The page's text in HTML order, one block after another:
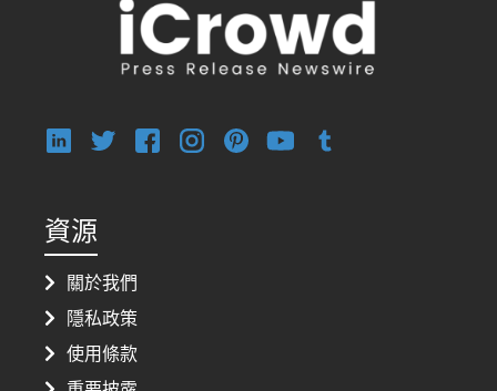
資源
關於我們
隱私政策
使用條款